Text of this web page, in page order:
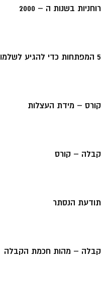
רוחניות בשנות ה – 2000
5 המפתחות כדי להגיע לשלמות
קורס – מידת העצלות
קבלה – קורס
תודעת הנסתר
קבלה – מהות חכמת הקבלה